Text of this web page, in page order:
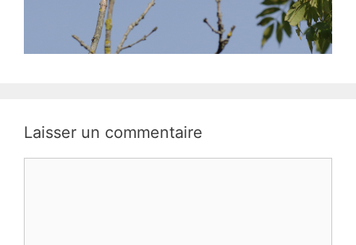
Laisser un commentaire